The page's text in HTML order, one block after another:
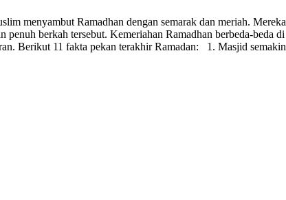
menyambut Ramadhan dengan semarak dan meriah. Mereka
berkah tersebut. Kemeriahan Ramadhan berbeda-beda di
Berikut 11 fakta pekan terakhir Ramadan: 1. Masjid semakin